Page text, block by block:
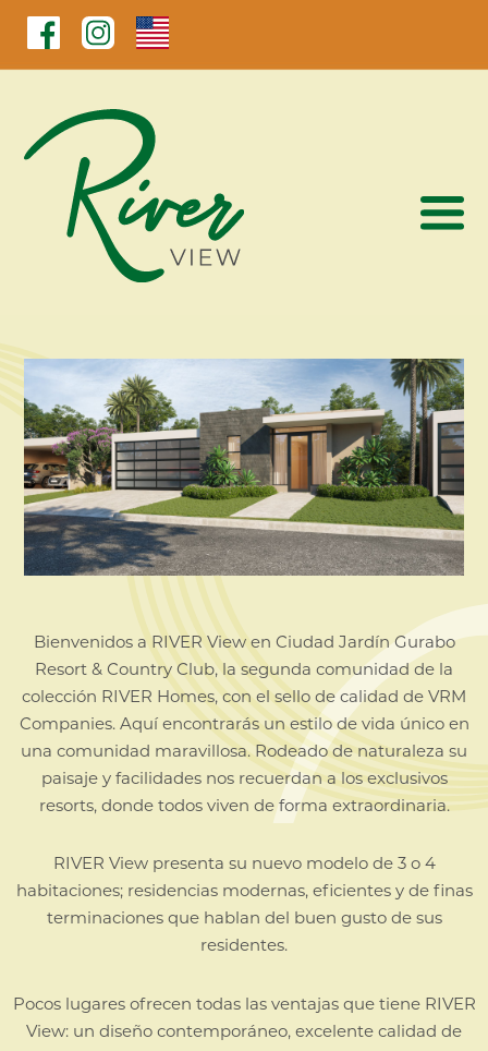
Bienvenidos a RIVER View en Ciudad Jardín Gurabo
Resort & Country Club, la segunda comunidad de la
colección RIVER Homes, con el sello de calidad de VRM
Companies. Aquí encontrarás un estilo de vida único en
una comunidad maravillosa. Rodeado de naturaleza su
paisaje y facilidades nos recuerdan a los exclusivos
resorts, donde todos viven de forma extraordinaria.
RIVER View presenta su nuevo modelo de 3 o 4
habitaciones; residencias modernas, eficientes y de finas
terminaciones que hablan del buen gusto de sus
residentes.
Pocos lugares ofrecen todas las ventajas que tiene RIVER
View: un diseño contemporáneo, excelente calidad de